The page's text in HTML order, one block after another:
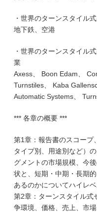
・世界のターンスタイル
地下鉄、空港
・世界のターンスタイル
業
Axess、 Boon Edam、
Turnstiles、 Kaba
Automatic Systems、
*** 各章の概要 ***
第1章：報告書のスコープ
タイプ別、用途別など）
グメントの市場規模、今
状と、短期・中期・長期
あるのかについてハイレベ
第2章：ターンスタイル式
争環境、価格、売上、市